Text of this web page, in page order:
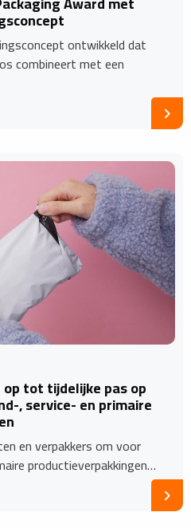
ontwikkeld dat
combineert met een
op tot tijdelijke pas op
, service- en primaire
en verpakkers om voor
productieverpakkingen…